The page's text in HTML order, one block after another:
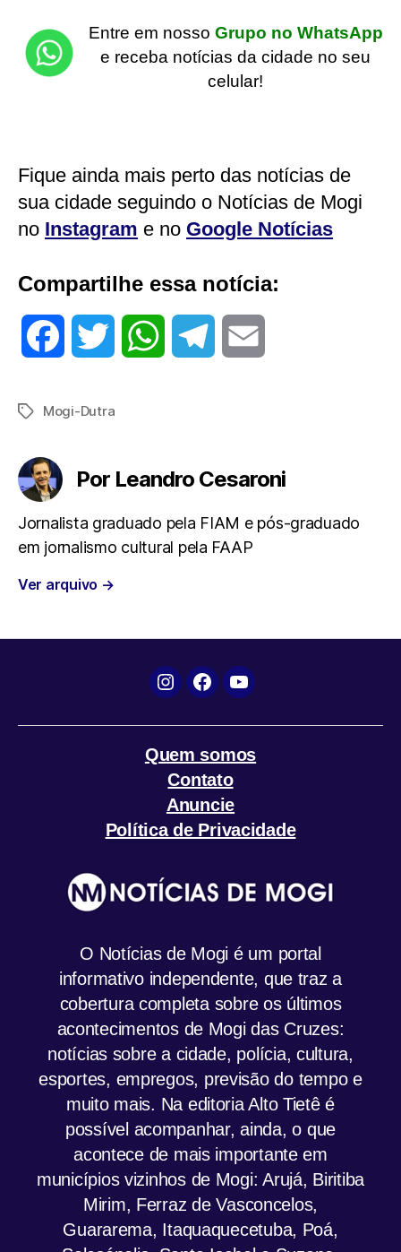
Entre em nosso Grupo no WhatsApp
e receba notícias da cidade no seu
celular!
Fique ainda mais perto das notícias de
sua cidade seguindo o Notícias de Mogi
no Instagram e no Google Notícias
Compartilhe essa notícia:
c
o
o
k
e A
p
r
m
TagsMogi-Dutra
Por Leandro Cesaroni
Jornalista graduado pela FIAM e pós-graduado
em jornalismo cultural pela FAAP
Ver arquivo →
Instagram
FacebookYouTube
Quem somos
Contato
Anuncie
Política de Privacidade
O Notícias de Mogi é um portal
informativo independente, que traz a
cobertura completa sobre os últimos
acontecimentos de Mogi das Cruzes:
notícias sobre a cidade, polícia, cultura,
esportes, empregos, previsão do tempo e
muito mais. Na editoria Alto Tietê é
possível acompanhar, ainda, o que
acontece de mais importante em
municípios vizinhos de Mogi: Arujá, Biritiba
Mirim, Ferraz de Vasconcelos,
Guararema, Itaquaquecetuba, Poá,